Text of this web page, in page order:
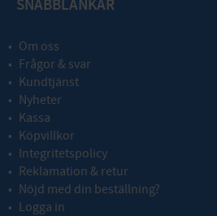
SNABBLÄNKAR
Om oss
Frågor & svar
Kundtjänst
Nyheter
Kassa
Köpvillkor
Integritetspolicy
Reklamation & retur
Nöjd med din beställning?
Logga in